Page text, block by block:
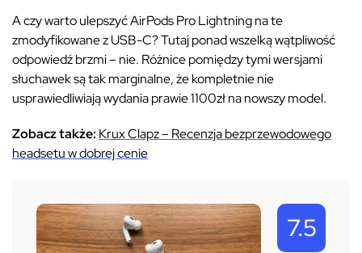
A czy warto ulepszyć AirPods Pro Lightning na te
zmodyfikowane z USB-C? Tutaj ponad wszelką wątpliwość
odpowiedź brzmi – nie. Różnice pomiędzy tymi wersjami
słuchawek są tak marginalne, że kompletnie nie
usprawiedliwiają wydania prawie 1100zł na nowszy model.
Zobacz także: Krux Clapz – Recenzja bezprzewodowego
headsetu w dobrej cenie
7.5